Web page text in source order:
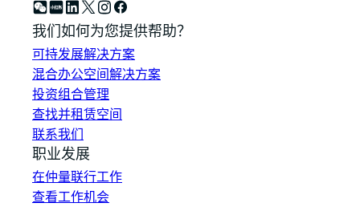
我们如何为您提供帮助？
可持发展解决方案
混合办公空间解决方案
投资组合管理
查找并租赁空间
联系我们
职业发展
在仲量联行工作
查看工作机会